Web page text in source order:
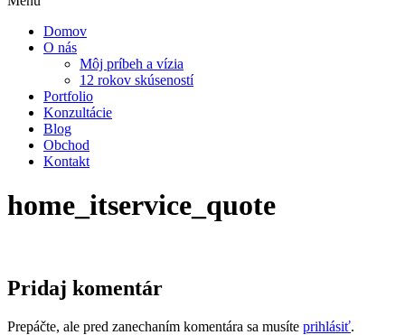
Domov
O nás
Môj príbeh a vízia
12 rokov skúseností
Portfolio
Konzultácie
Blog
Obchod
Kontakt
home_itservice_quote
Pridaj komentár
Prepáčte, ale pred zanechaním komentára sa musíte prihlásiť.